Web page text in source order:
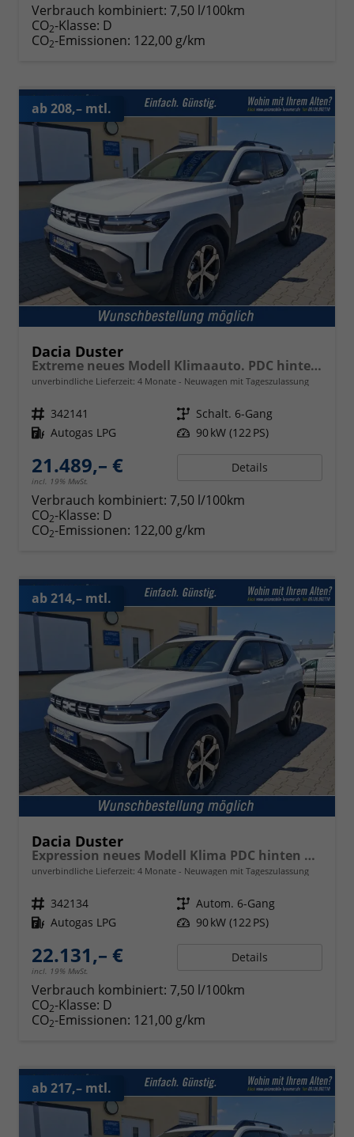
Verbrauch kombiniert: 7,50 l/100km
CO2-Klasse: D
CO2-Emissionen: 122,00 g/km
ab 208,– mtl.
Dacia Duster
Extreme neues Modell Klimaauto. PDC hinten Kamera Tempomat Hands-free K. 17 Zoll Leichtmetallf.
unverbindliche Lieferzeit: 4 Monate Neuwagen mit Tageszulassung
Fahrzeugnr. 342141 Getriebe Schalt. 6-Gang
Kraftstoff Autogas LPG Leistung 90 kW (122 PS)
21.489,– €
incl. 19% MwSt.
Details
Verbrauch kombiniert: 7,50 l/100km
CO2-Klasse: D
CO2-Emissionen: 122,00 g/km
ab 214,– mtl.
Dacia Duster
Expression neues Modell Klima PDC hinten Kamera Tempomat 17 Zoll Leichtmetallf.
unverbindliche Lieferzeit: 4 Monate Neuwagen mit Tageszulassung
Fahrzeugnr. 342134 Getriebe Autom. 6-Gang
Kraftstoff Autogas LPG Leistung 90 kW (122 PS)
22.131,– €
incl. 19% MwSt.
Details
Verbrauch kombiniert: 7,50 l/100km
CO2-Klasse: D
CO2-Emissionen: 121,00 g/km
ab 217,– mtl.